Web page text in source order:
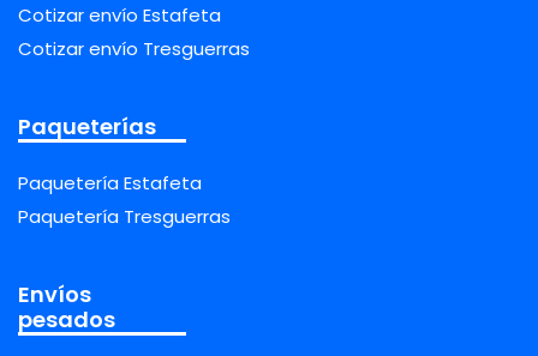
Cotizar envío Estafeta
Cotizar envío Tresguerras
Paqueterías
Paquetería Estafeta
Paquetería Tresguerras
Envíos
pesados